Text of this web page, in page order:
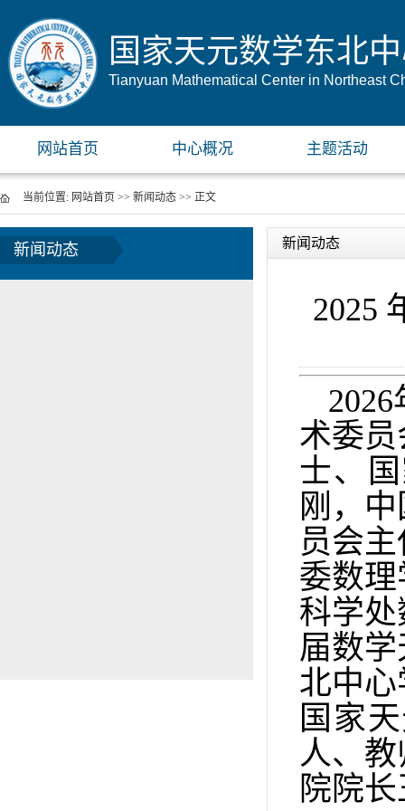
国家天元数学东北
Tianyuan Mathematical Center in Northeast
网站首页 中心概况 主题活动
当前位置: 网站首页 >> 新闻动态 >> 正文
新闻动态 新闻动态
2025
术委
士、
刚，
员会
委数
科学
届数
北中
国家
人、
院院